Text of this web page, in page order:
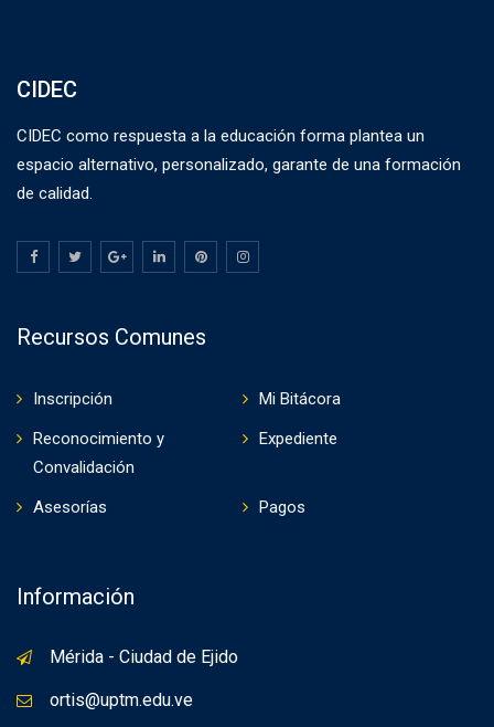
CIDEC
CIDEC como respuesta a la educación forma plantea un
espacio alternativo, personalizado, garante de una formación
de calidad.
Recursos Comunes
Inscripción
Mi Bitácora
Reconocimiento y
Convalidación
Expediente
Asesorías Pagos
Información
Mérida - Ciudad de Ejido
ortis@uptm.edu.ve